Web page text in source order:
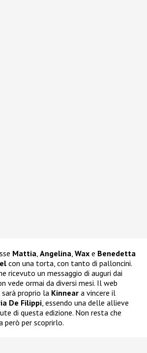
Mattia, Angelina, Wax e Benedetta
con una torta, con tanto di palloncini.
ricevuto un messaggio di auguri dai
vede ormai da diversi mesi. Il web
proprio la Kinnear a vincere il
De Filippi, essendo una delle allieve
di questa edizione. Non resta che
però per scoprirlo.